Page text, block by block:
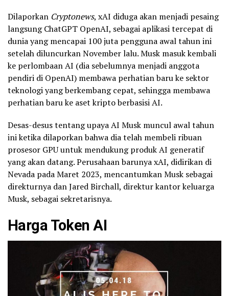
Dilaporkan Cryptonews, xAI diduga akan menjadi pesaing
langsung ChatGPT OpenAI, sebagai aplikasi tercepat di
dunia yang mencapai 100 juta pengguna awal tahun ini
setelah diluncurkan November lalu. Musk masuk kembali
ke perlombaan AI (dia sebelumnya menjadi anggota
pendiri di OpenAI) membawa perhatian baru ke sektor
teknologi yang berkembang cepat, sehingga membawa
perhatian baru ke aset kripto berbasisi AI.
Desas-desus tentang upaya AI Musk muncul awal tahun
ini ketika dilaporkan bahwa dia telah membeli ribuan
prosesor GPU untuk mendukung produk AI generatif
yang akan datang. Perusahaan barunya xAI, didirikan di
Nevada pada Maret 2023, mencantumkan Musk sebagai
direkturnya dan Jared Birchall, direktur kantor keluarga
Musk, sebagai sekretarisnya.
Harga Token AI